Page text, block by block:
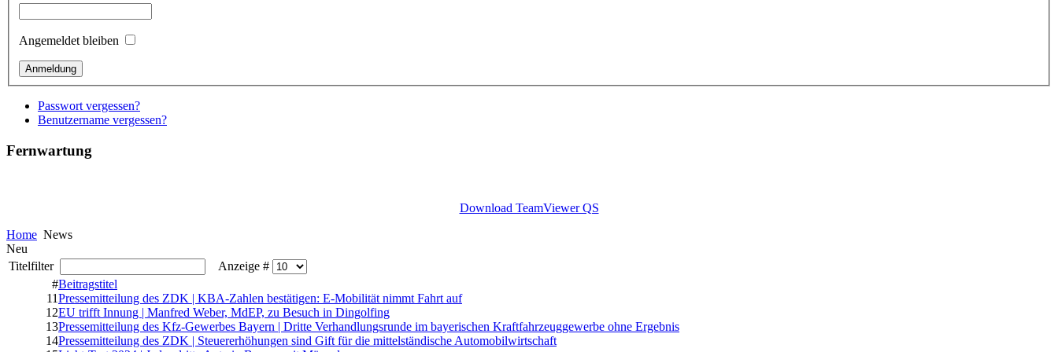
Angemeldet bleiben
Passwort vergessen?
Benutzername vergessen?
Fernwartung
Download TeamViewer QS
Home News
Neu
Titelfilter
Anzeige #
#Beitragstitel
11Pressemitteilung des ZDK | KBA-Zahlen bestätigen: E-Mobilität nimmt Fahrt auf
12EU trifft Innung | Manfred Weber, MdEP, zu Besuch in Dingolfing
13Pressemitteilung des Kfz-Gewerbes Bayern | Dritte Verhandlungsrunde im bayerischen Kraftfahrzeuggewerbe ohne Ergebnis
14Pressemitteilung des ZDK | Steuererhöhungen sind Gift für die mittelständische Automobilwirtschaft